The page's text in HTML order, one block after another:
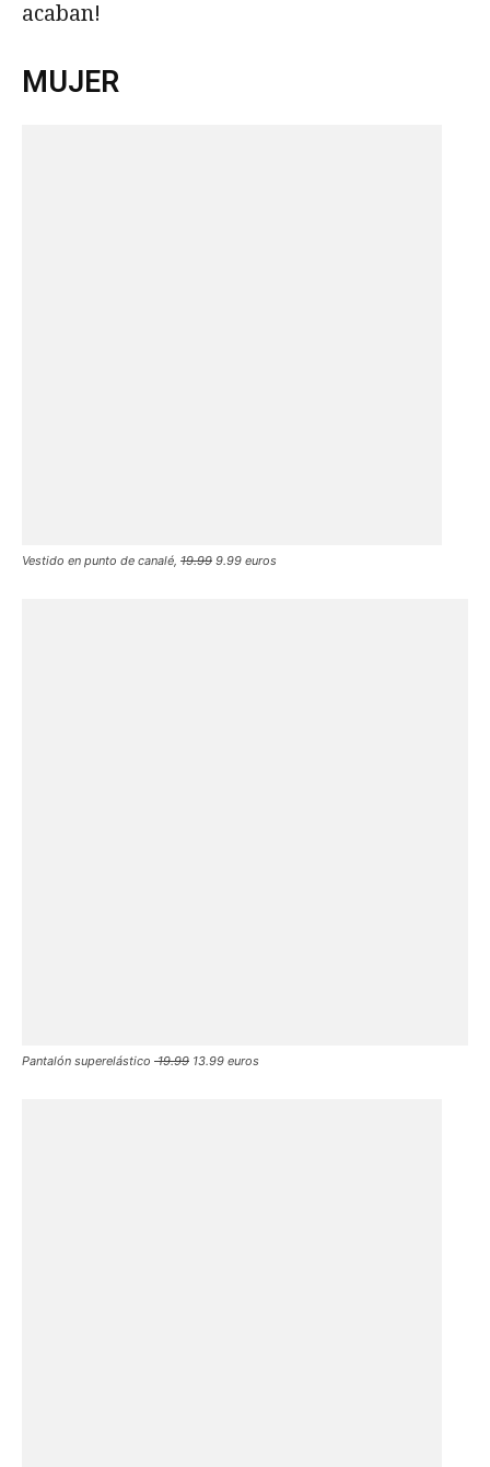
acaban!
MUJER
Vestido en punto de canalé, 19.99 9.99 euros
Pantalón superelástico 19.99 13.99 euros